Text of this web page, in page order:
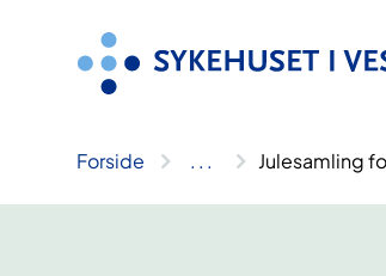
Forside .. . Julesamling